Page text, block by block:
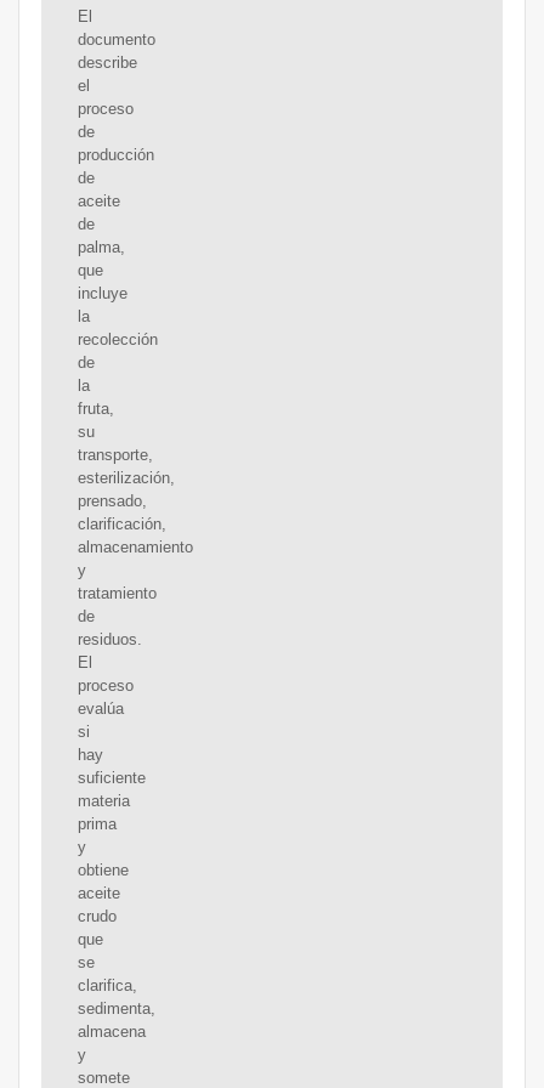
El
documento
describe
el
proceso
de
producción
de
aceite
de
palma,
que
incluye
la
recolección
de
la
fruta,
su
transporte,
esterilización,
prensado,
clarificación,
almacenamiento
y
tratamiento
de
residuos.
El
proceso
evalúa
si
hay
suficiente
materia
prima
y
obtiene
aceite
crudo
que
se
clarifica,
sedimenta,
almacena
y
somete